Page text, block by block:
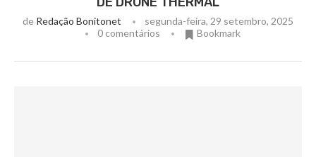
de Redação Bonitonet
segunda-feira, 29 setembro, 2025
0 comentários
Bookmark